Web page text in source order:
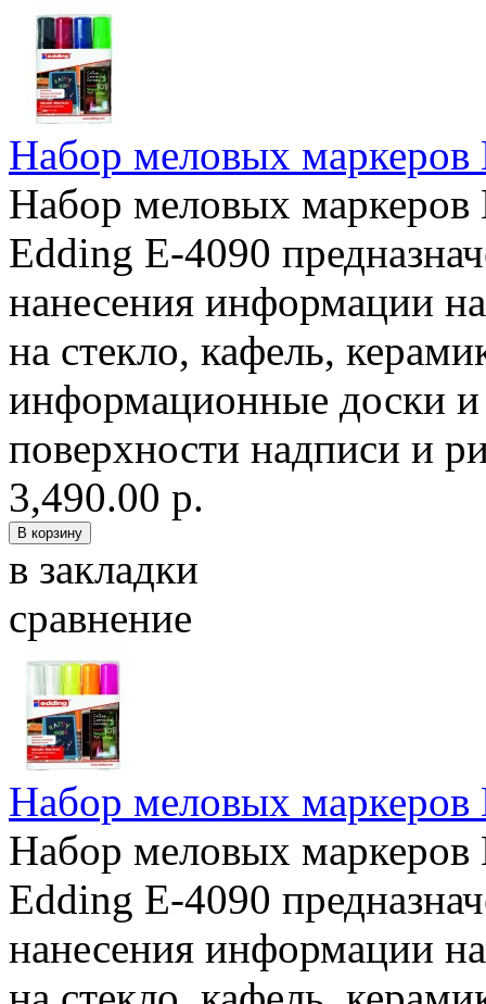
Набор меловых
Набор меловых
Edding E-4090
нанесения информации
на стекло, кафель,
информационные доски
поверхности надписи и
3,490.00 р.
в закладки
сравнение
Набор меловых
Набор меловых
Edding E-4090
нанесения информации